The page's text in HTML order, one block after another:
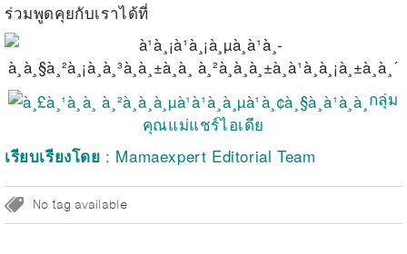
ร่วมพูดคุยกับเราได้ที่
กลุ่ม
คุณแม่แชร์ไอเดีย
เรียบเรียงโดย : Mamaexpert Editorial Team
No tag available